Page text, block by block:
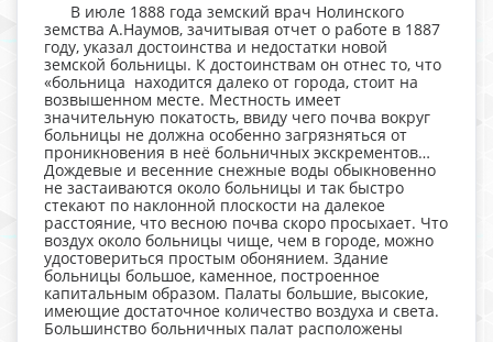
В июле 1888 года земский врач Нолинского
земства А.Наумов, зачитывая отчет о работе в 1887
году, указал достоинства и недостатки новой
земской больницы. К достоинствам он отнес то, что
«больница находится далеко от города, стоит на
возвышенном месте. Местность имеет
значительную покатость, ввиду чего почва вокруг
больницы не должна особенно загрязняться от
проникновения в неё больничных экскрементов…
Дождевые и весенние снежные воды обыкновенно
не застаиваются около больницы и так быстро
стекают по наклонной плоскости на далекое
расстояние, что весною почва скоро просыхает. Что
воздух около больницы чище, чем в городе, можно
удостовериться простым обонянием. Здание
больницы большое, каменное, построенное
капитальным образом. Палаты большие, высокие,
имеющие достаточное количество воздуха и света.
Большинство больничных палат расположены